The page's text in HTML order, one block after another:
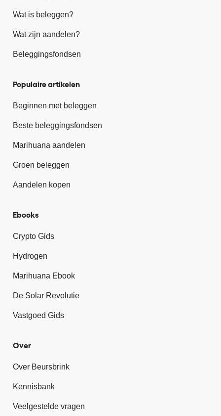
Wat is beleggen?
Wat zijn aandelen?
Beleggingsfondsen
Populaire artikelen
Beginnen met beleggen
Beste beleggingsfondsen
Marihuana aandelen
Groen beleggen
Aandelen kopen
Ebooks
Crypto Gids
Hydrogen
Marihuana Ebook
De Solar Revolutie
Vastgoed Gids
Over
Over Beursbrink
Kennisbank
Veelgestelde vragen